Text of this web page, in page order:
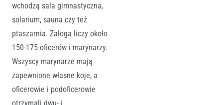
wchodzą sala gimnastyczna,
solarium, sauna czy też
ptaszarnia. Załoga liczy około
150-175 oficerów i marynarzy.
Wszyscy marynarze mają
zapewnione własne koje, a
oficerowie i podoficerowie